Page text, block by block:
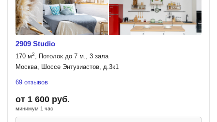
2909 Studio
170 м2, Потолок до 7 м., 3 зала
Москва, Шоссе Энтузиастов, д.3к1
69 отзывов
от 1 600 руб.
минимум 1 час